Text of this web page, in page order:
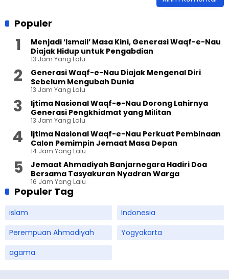
Populer
Menjadi ‘Ismail’ Masa Kini, Generasi Waqf-e-Nau
Diajak Hidup untuk Pengabdian
13 Jam Yang Lalu
Generasi Waqf-e-Nau Diajak Mengenal Diri
Sebelum Mengubah Dunia
13 Jam Yang Lalu
Ijtima Nasional Waqf-e-Nau Dorong Lahirnya
Generasi Pengkhidmat yang Militan
13 Jam Yang Lalu
Ijtima Nasional Waqf-e-Nau Perkuat Pembinaan
Calon Pemimpin Jemaat Masa Depan
14 Jam Yang Lalu
Jemaat Ahmadiyah Banjarnegara Hadiri Doa
Bersama Tasyakuran Nyadran Warga
16 Jam Yang Lalu
Populer Tag
islam
Indonesia
Perempuan Ahmadiyah
Yogyakarta
agama